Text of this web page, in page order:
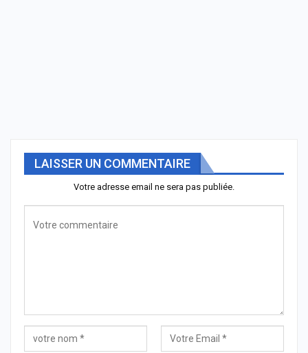
LAISSER UN COMMENTAIRE
Votre adresse email ne sera pas publiée.